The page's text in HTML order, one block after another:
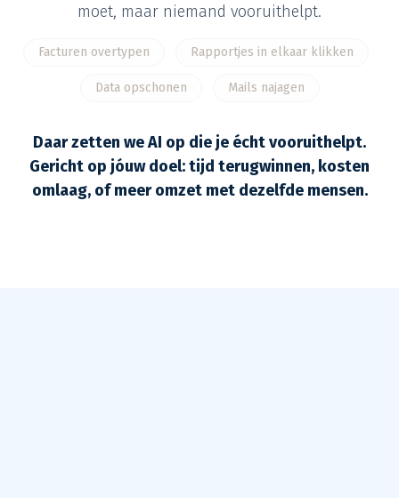
moet, maar niemand vooruithelpt.
Facturen overtypen Rapportjes in elkaar klikken
Data opschonen Mails najagen
Daar zetten we AI op die je écht vooruithelpt.
Gericht op jóuw doel: tijd terugwinnen, kosten
omlaag, of meer omzet met dezelfde mensen.